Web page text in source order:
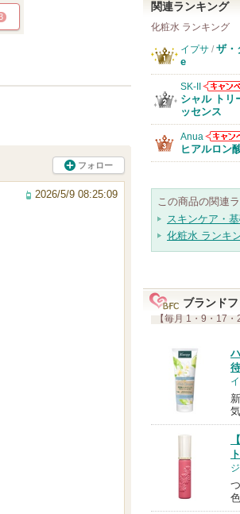
フォロー
2026/5/9 08:25:09
関連ランキング
化粧水 ランキング
イプサ / ザ・
e
SK-II
SK-IIか
知らせが
シャル トリ
ッセンス
Anua
Anuaか
知らせ
ヒアルロン
この商品の関連
スキンケア・
化粧水 ランキ
ブランド
【毎月 1・9・17・